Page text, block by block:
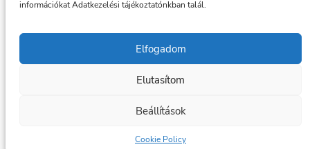
információkat Adatkezelési tájékoztatónkban talál.
Elfogadom
Elutasítom
Beállítások
Cookie Policy
Általános szerződési feltételek
Adatkezelési tájékoztató
Facebook